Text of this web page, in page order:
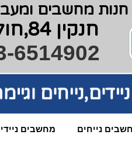
נייחים מחשבים
מחשבים ומעבדת
חנקין 84,חולון
6514902